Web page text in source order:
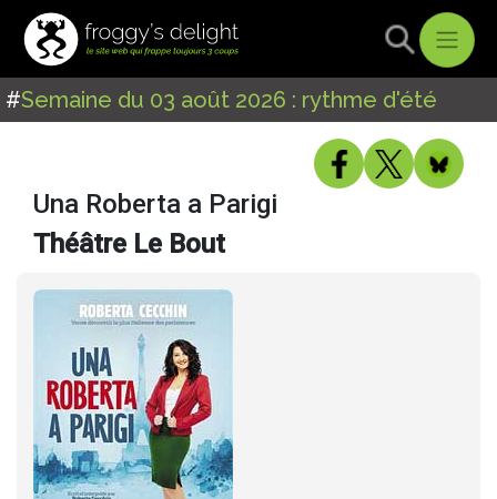
#Semaine du 03 août 2026 : rythme d'été
Una Roberta a Parigi
Théâtre Le Bout